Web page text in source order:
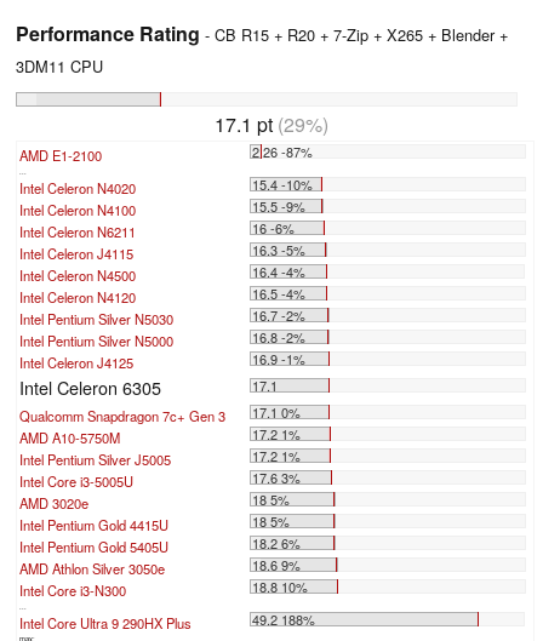
Performance Rating - CB R15 + R20 + 7-Zip + X265 + Blender +
3DM11 CPU
17.1 pt (29%)
AMD E1-2100 2.26 -87%
Intel Celeron N4020
15.4 -10%
Intel Celeron N4100
15.5 -9%
Intel Celeron N6211
16 -6%
Intel Celeron J4115
16.3 -5%
Intel Celeron N4500
16.4 -4%
Intel Celeron N4120
16.5 -4%
Intel Pentium Silver N5030
16.7 -2%
Intel Pentium Silver N5000
16.8 -2%
Intel Celeron J4125
16.9 -1%
Intel Celeron 6305
17.1
Qualcomm Snapdragon 7c+ Gen 3
17.1 0%
AMD A10-5750M
17.2 1%
Intel Pentium Silver J5005
17.2 1%
Intel Core i3-5005U
17.6 3%
AMD 3020e
18 5%
Intel Pentium Gold 4415U
18 5%
Intel Pentium Gold 5405U
18.2 6%
AMD Athlon Silver 3050e
18.6 9%
Intel Core i3-N300
18.8 10%
Intel Core Ultra 9 290HX Plus 49.2 188%
max: